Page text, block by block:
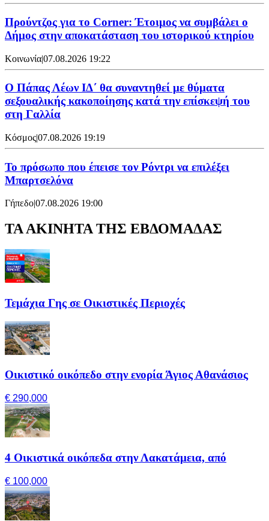
Προύντζος για το Corner: Έτοιμος να συμβάλει ο
Δήμος στην αποκατάσταση του ιστορικού κτηρίου
Κοινωνία|07.08.2026 19:22
Ο Πάπας Λέων ΙΔ΄ θα συναντηθεί με θύματα
σεξουαλικής κακοποίησης κατά την επίσκεψή του
στη Γαλλία
Κόσμος|07.08.2026 19:19
Το πρόσωπο που έπεισε τον Ρόντρι να επιλέξει
Μπαρτσελόνα
Γήπεδο|07.08.2026 19:00
ΤΑ ΑΚΙΝΗΤΑ ΤΗΣ ΕΒΔΟΜΑΔΑΣ
Τεμάχια Γης σε Οικιστικές Περιοχές
Οικιστικό οικόπεδο στην ενορία Άγιος Αθανάσιος
€ 290,000
4 Οικιστικά οικόπεδα στην Λακατάμεια, από
€ 100,000